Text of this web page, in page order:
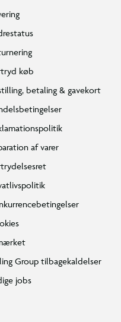
køb
betaling & gavekort
af varer
Group tilbagekaldelser
jobs